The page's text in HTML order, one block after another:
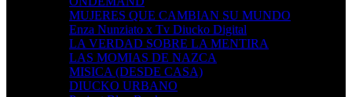
MUJERES QUE CAMBIAN SU MUNDO
Enza Nunziato x Tv Diucko Digital
LA VERDAD SOBRE LA MENTIRA
LAS MOMIAS DE NAZCA
MISICA (DESDE CASA)
DIUCKO URBANO